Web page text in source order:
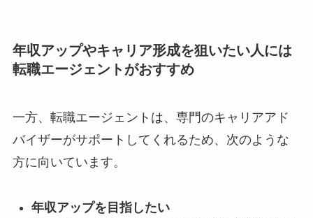
年収アップやキャリア形成を狙いたい人には
転職エージェントがおすすめ
一方、転職エージェントは、専門のキャリアアド
バイザーがサポートしてくれるため、次のような
方に向いています。
年収アップを目指したい